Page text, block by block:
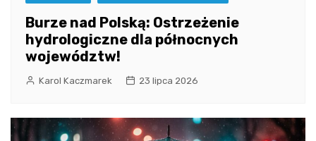
Burze nad Polską: Ostrzeżenie
hydrologiczne dla północnych
województw!
Karol Kaczmarek 23 lipca 2026